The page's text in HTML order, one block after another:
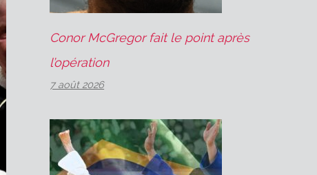
Conor McGregor fait le point après
l’opération
7 août 2026